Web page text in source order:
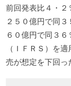
前回発表比４・
２５０億円で同
６０億円で同３
（ＩＦＲＳ）を
売が想定を下回っ